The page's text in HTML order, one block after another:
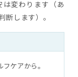
は変わります（あ
断します）。
ケアから。